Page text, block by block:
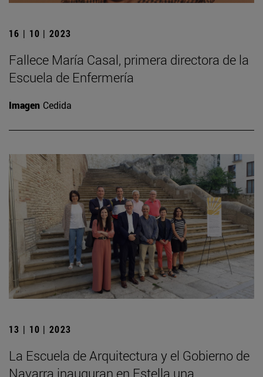
16 | 10 | 2023
Fallece María Casal, primera directora de la
Escuela de Enfermería
Imagen Cedida
13 | 10 | 2023
La Escuela de Arquitectura y el Gobierno de
Navarra inauguran en Estella una